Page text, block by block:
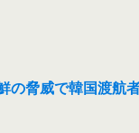
の脅威で韓国渡航